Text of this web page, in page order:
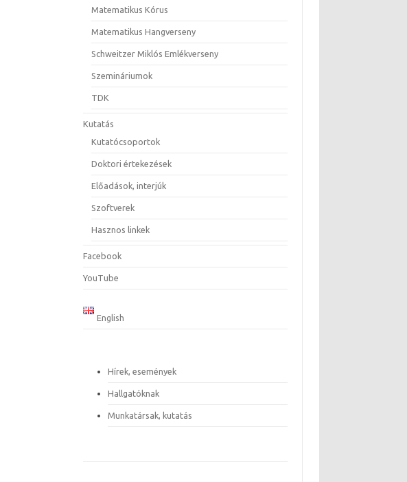
Matematikus Kórus
Matematikus Hangverseny
Schweitzer Miklós Emlékverseny
Szemináriumok
TDK
Kutatás
Kutatócsoportok
Doktori értekezések
Előadások, interjúk
Szoftverek
Hasznos linkek
Facebook
YouTube
English
Hírek, események
Hallgatóknak
Munkatársak, kutatás